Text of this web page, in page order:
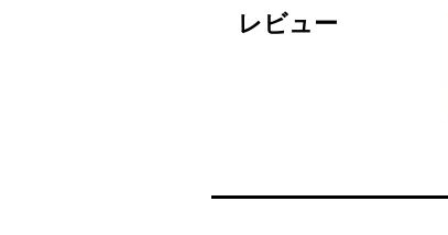
レビュー